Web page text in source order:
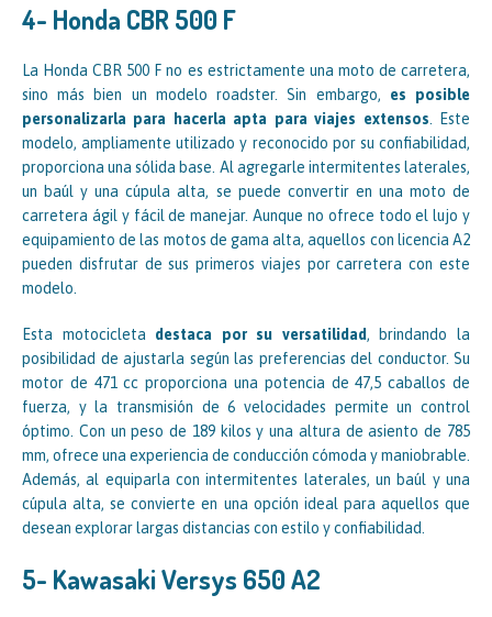
4- Honda CBR 500 F
La Honda CBR 500 F no es estrictamente una moto de carretera,
sino más bien un modelo roadster. Sin embargo, es posible
personalizarla para hacerla apta para viajes extensos . Este
modelo, ampliamente utilizado y reconocido por su confiabilidad,
proporciona una sólida base. Al agregarle intermitentes laterales,
un baúl y una cúpula alta, se puede convertir en una moto de
carretera ágil y fácil de manejar. Aunque no ofrece todo el lujo y
equipamiento de las motos de gama alta, aquellos con licencia A2
pueden disfrutar de sus primeros viajes por carretera con este
modelo.
Esta motocicleta destaca por su versatilidad , brindando la
posibilidad de ajustarla según las preferencias del conductor. Su
motor de 471 cc proporciona una potencia de 47,5 caballos de
fuerza, y la transmisión de 6 velocidades permite un control
óptimo. Con un peso de 189 kilos y una altura de asiento de 785
mm, ofrece una experiencia de conducción cómoda y maniobrable.
Además, al equiparla con intermitentes laterales, un baúl y una
cúpula alta, se convierte en una opción ideal para aquellos que
desean explorar largas distancias con estilo y confiabilidad.
5- Kawasaki Versys 650 A2